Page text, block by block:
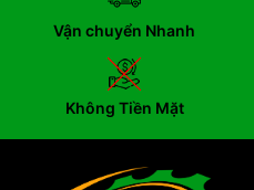
Vận chuyển Nhanh
Không Tiền Mặt